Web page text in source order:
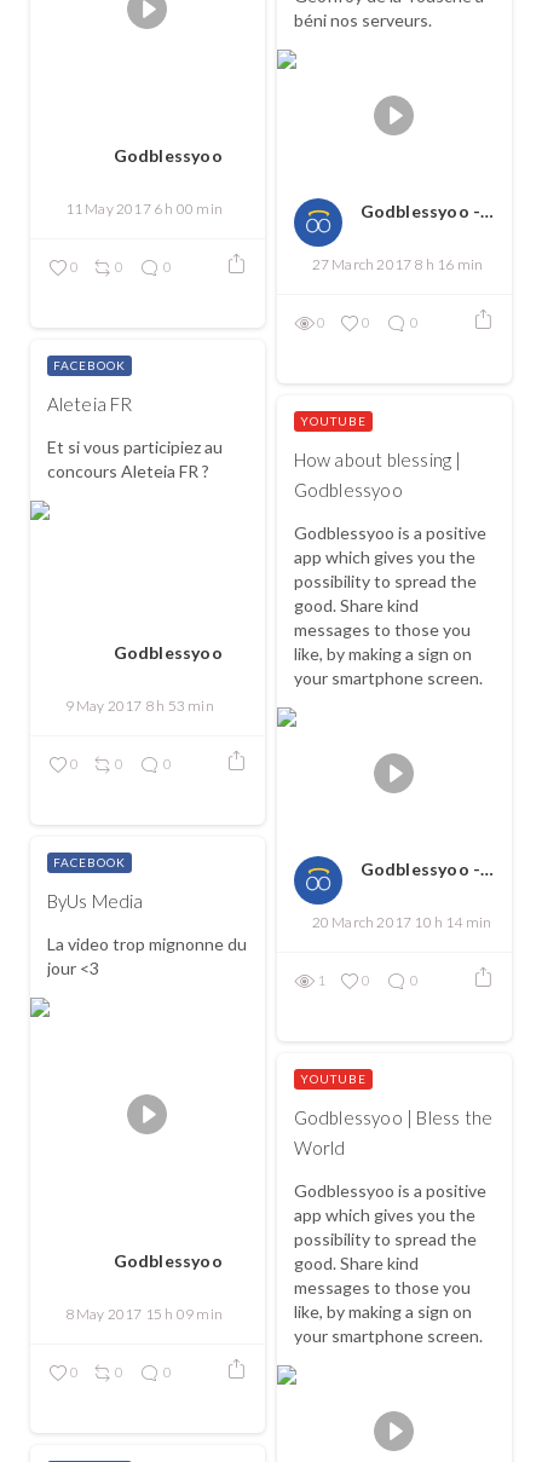
Godblessyoo
11 May 2017 6 h 00 min
0 0 0
béni nos serveurs.
Godblessyoo - Spread love, spread the good
27 March 2017 8 h 16 min
0 0 0
Aleteia FR
Et si vous participiez au
concours Aleteia FR ?
Godblessyoo
9 May 2017 8 h 53 min
FACEBOOK
0 0 0
How about blessing |
Godblessyoo
Godblessyoo is a positive
app which gives you the
possibility to spread the
good. Share kind
messages to those you
like, by making a sign on
your smartphone screen.
Godblessyoo - Spread love, spread the good
20 March 2017 10 h 14 min
YOUTUBE
1 0 0
ByUs Media
La video trop mignonne du
jour <3
Godblessyoo
8 May 2017 15 h 09 min
FACEBOOK
0 0 0
Godblessyoo | Bless the
World
Godblessyoo is a positive
app which gives you the
possibility to spread the
good. Share kind
messages to those you
like, by making a sign on
your smartphone screen.
YOUTUBE